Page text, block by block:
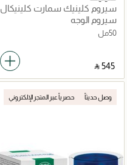
سيروم كلينيك سمارت كلينيكال
ريبير رينكل كوريكتنغ
سيروم الوجه
50مل
‎ ⃁ ⁦545⁩ ‎
وصل حديثاً حصرياً عبر المتجر الإلكتروني